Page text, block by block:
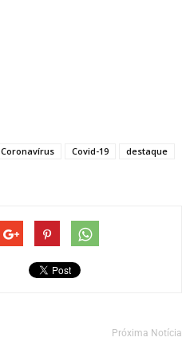
Coronavírus Covid-19
destaque
Próxima Notícia